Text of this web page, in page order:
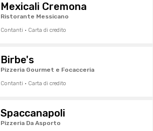
Mexicali Cremona
Ristorante Messicano
Contanti · Carta di credito
Birbe's
Pizzeria Gourmet e Focacceria
Contanti · Carta di credito
Spaccanapoli
Pizzeria Da Asporto